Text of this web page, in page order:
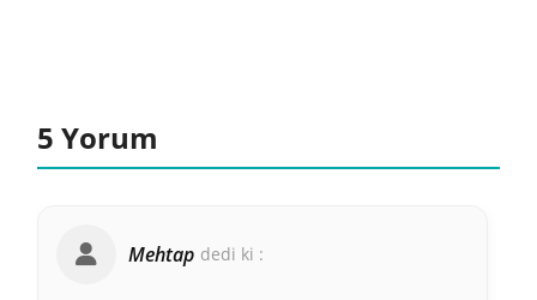
5 Yorum
Mehtap dedi ki :